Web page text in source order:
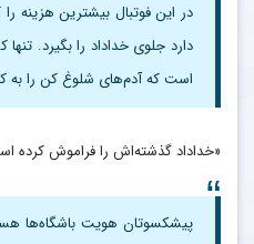
در این فوتبال بیشترین هزینه
دارد جلوی خداداد را بگیرد.
است که آدم‌های شلوغ کن را به
«خداداد گذشته‌اش را فراموش کرده
پیشکسوتان هویت باشگاه‌ها